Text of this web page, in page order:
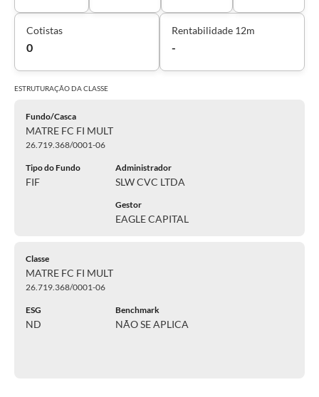
Cotistas
0
Rentabilidade 12m
-
ESTRUTURAÇÃO DACLASSE
Fundo/Casca
MATRE FC FI MULT
26.719.368/0001-06
Tipo do Fundo
FIF
Administrador
SLW CVC LTDA
Gestor
EAGLE CAPITAL
Classe
MATRE FC FI MULT
26.719.368/0001-06
ESG
ND
Benchmark
NÃO SE APLICA